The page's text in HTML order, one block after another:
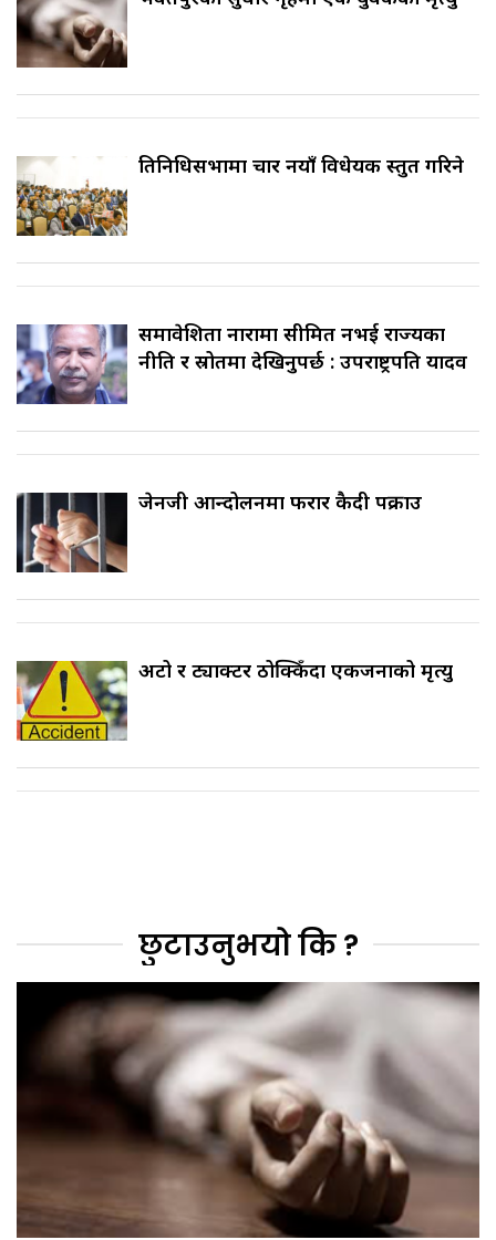
प्रतिनिधिसभामा चार नयाँ विधेयक प्रस्तुत गरिने
समावेशिता नारामा सीमित नभई राज्यका
नीति र स्रोतमा देखिनुपर्छ : उपराष्ट्रपति यादव
जेनजी आन्दोलनमा फरार कैदी पक्राउ
अटो र ट्याक्टर ठोक्किँदा एकजनाको मृत्यु
छुटाउनुभयो कि ?